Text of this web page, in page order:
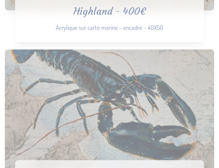
Highland - 400€
Acrylique sur carte marine - encadré - 40X50